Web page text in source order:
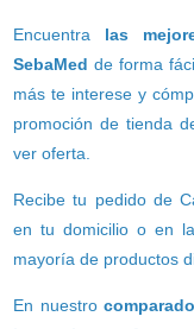
Encuentra las
SebaMed de forma
más te interese y
promoción de tienda
ver oferta.
Recibe tu pedido de
en tu domicilio o en
mayoría de productos
En nuestro